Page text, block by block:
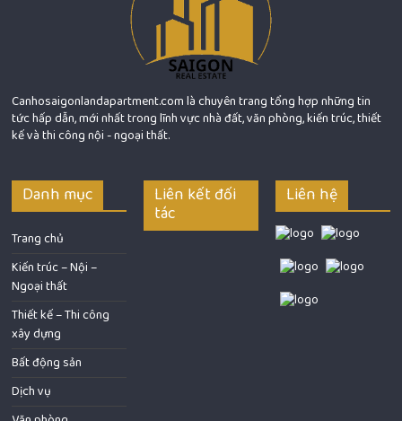
Canhosaigonlandapartment.com là chuyên trang tổng hợp những tin
tức hấp dẫn, mới nhất trong lĩnh vực nhà đất, văn phòng, kiến trúc, thiết
kế và thi công nội - ngoại thất.
Danh mục
Trang chủ
Kiến trúc – Nội –
Ngoại thất
Thiết kế – Thi công
xây dựng
Bất động sản
Dịch vụ
Liên kết đối
tác
Liên hệ